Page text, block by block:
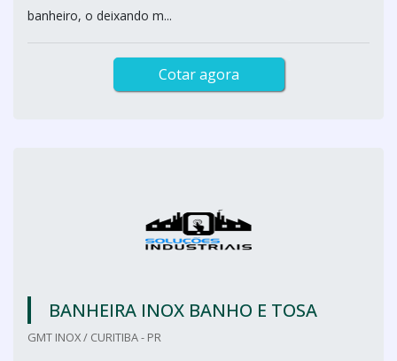
banheiro, o deixando m...
Cotar agora
BANHEIRA INOX BANHO E TOSA
GMT INOX / CURITIBA - PR